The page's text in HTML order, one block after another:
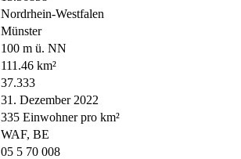
Nordrhein-Westfalen
Münster
100 m ü. NN
111.46 km²
37.333
31. Dezember 2022
335 Einwohner pro km²
WAF, BE
05 5 70 008